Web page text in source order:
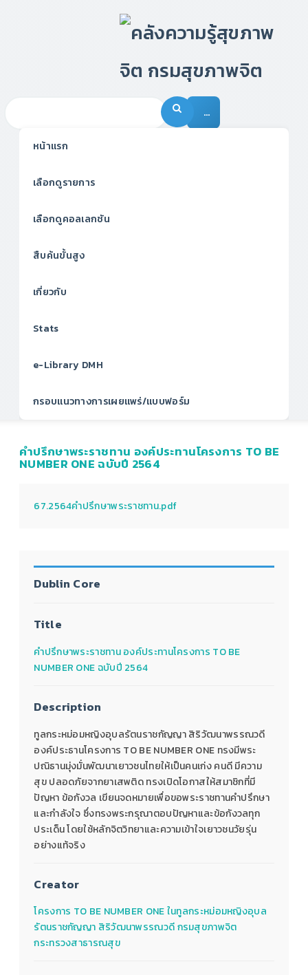
…
หน้าแรก
เลือกดูรายการ
เลือกดูคอลเลกชัน
สืบค้นขั้นสูง
เกี่ยวกับ
Stats
e-Library DMH
กรอบแนวทางการเผยแพร่/แบบฟอร์ม
คำปรึกษาพระราชทาน องค์ประทานโครงการ TO BE
NUMBER ONE ฉบับปี 2564
67.2564คำปรึกษาพระราชทาน.pdf
Dublin Core
Title
คำปรึกษาพระราชทาน องค์ประทานโครงการ TO BE
NUMBER ONE ฉบับปี 2564
Description
ทูลกระหม่อมหญิงอุบลรัตนราชกัญญา สิริวัฒนาพรรณวดี
องค์ประธานโครงการ TO BE NUMBER ONE ทรงมีพระ
ปณิธานมุ่งมั่นพัฒนาเยาวชนไทยให้เป็นคนเก่ง คนดี มีความ
สุข ปลอดภัยจากยาเสพติด ทรงเปิดโอกาสให้สมาชิกที่มี
ปัญหา ข้อกังวล เขียนจดหมายเพื่อขอพระราชทานคำปรึกษา
และกำลังใจ ซึ่งทรงพระกรุณาตอบปัญหาและข้อกังวลทุก
ประเด็น โดยใช้หลักจิตวิทยาและความเข้าใจเยาวชนวัยรุ่น
อย่างแท้จริง
Creator
โครงการ TO BE NUMBER ONE ในทูลกระหม่อมหญิงอุบล
รัตนราชกัญญา สิริวัฒนาพรรณวดี กรมสุขภาพจิต
กระทรวงสาธารณสุข